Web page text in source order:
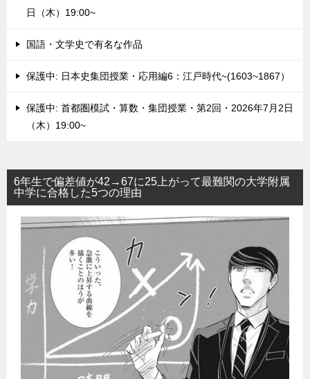
日（木）19:00~
国語・文学史で有名な作品
保護中: 日本史集団授業・応用編6：江戸時代~(1603~1867）
保護中: 首都圏模試・算数・集団授業・第2回・2026年7月2日
（木）19:00~
6年生で偏差値が42→67に25上がって最難関の大学附属
中学に合格した5つの理由